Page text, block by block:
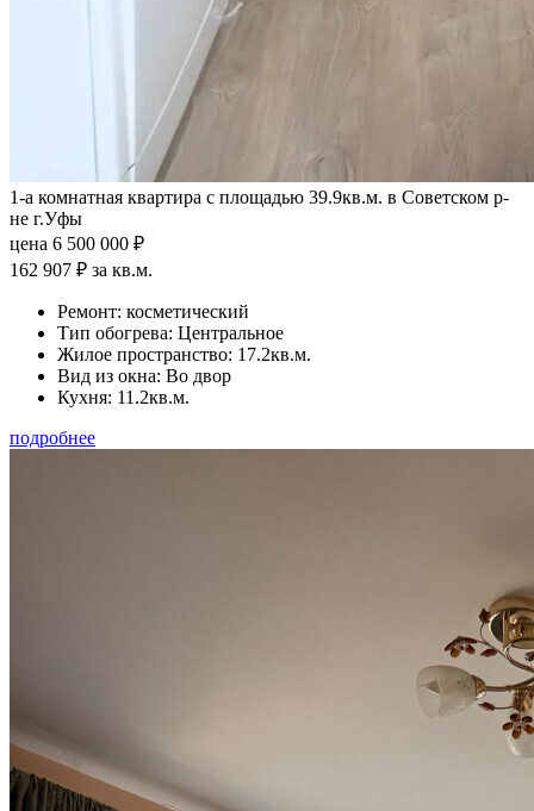
1-а комнатная квартира с площадью 39.9кв.м. в Советском р-
не г.Уфы
цена 6 500 000 ₽
162 907 ₽ за кв.м.
Ремонт: косметический
Тип обогрева: Центральное
Жилое пространство: 17.2кв.м.
Вид из окна: Во двор
Кухня: 11.2кв.м.
подробнее